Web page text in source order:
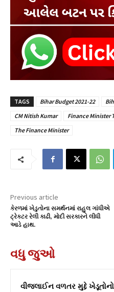
TAGS Bihar Budget 2021-22
CM Nitish Kumar
Finance Minister
The Finance Minister
Previous article
કેરળમાં ખેડુતોના સમર્થનમાં રાહુલ ગાંધીએ
ટ્રેક્ટર રેલી કાઢી, મોદી સરકારને લીધી
આડે હાથ.
વધુ જુઓ
વીજલાઈન વળતર મુદ્દે ખેડૂતોનો